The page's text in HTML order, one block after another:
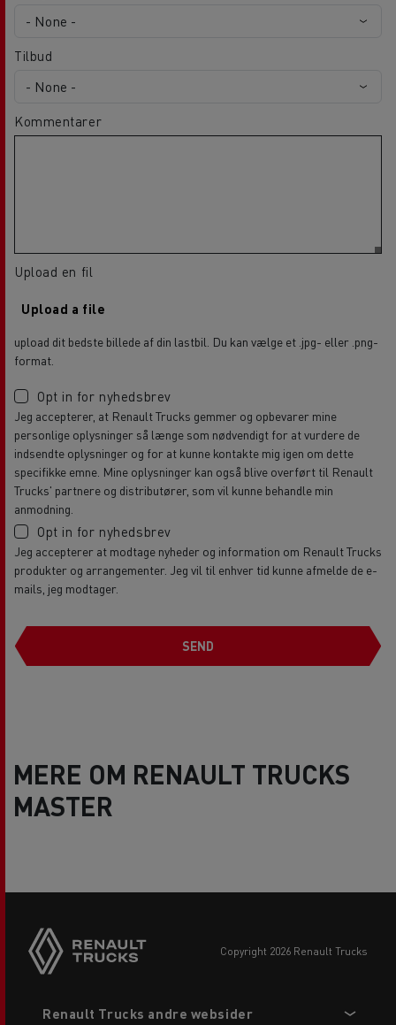
Tilbud
Kommentarer
Upload en fil
Upload a file
upload dit bedste billede af din lastbil. Du kan vælge et .jpg- eller .png-
format.
Opt in for nyhedsbrev
Jeg accepterer, at Renault Trucks gemmer og opbevarer mine
personlige oplysninger så længe som nødvendigt for at vurdere de
indsendte oplysninger og for at kunne kontakte mig igen om dette
specifikke emne. Mine oplysninger kan også blive overført til Renault
Trucks' partnere og distributører, som vil kunne behandle min
anmodning.
Opt in for nyhedsbrev
Jeg accepterer at modtage nyheder og information om Renault Trucks
produkter og arrangementer. Jeg vil til enhver tid kunne afmelde de e-
mails, jeg modtager.
SEND
MERE OM RENAULT TRUCKS
MASTER
copyright 2026 Renault Trucks
menu
Renault Trucks andre websider